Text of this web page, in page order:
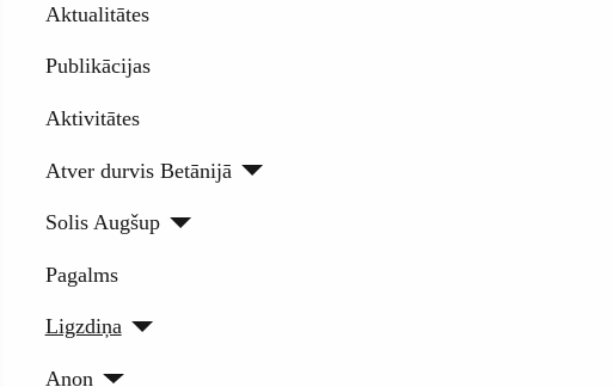
Aktualitātes
Publikācijas
Aktivitātes
Atver durvis Betānijā
Solis Augšup
Pagalms
Ligzdiņa
Anon